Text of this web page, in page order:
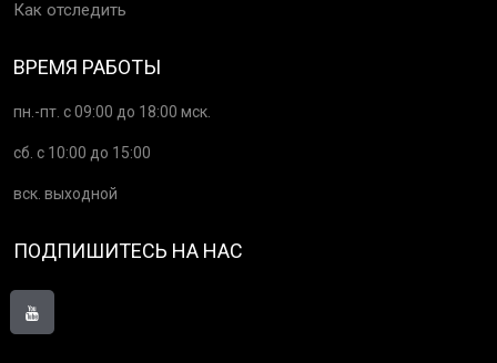
Как отследить
ВРЕМЯ РАБОТЫ
пн.-пт. с 09:00 до 18:00 мск.
сб. с 10:00 до 15:00
вск. выходной
ПОДПИШИТЕСЬ НА НАС